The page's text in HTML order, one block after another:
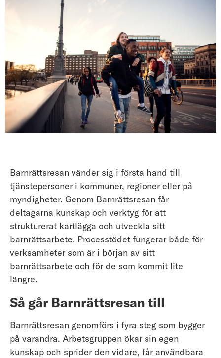
Barnrättsresan vänder sig i första hand till
tjänstepersoner i kommuner, regioner eller på
myndigheter. Genom Barnrättsresan får
deltagarna kunskap och verktyg för att
strukturerat kartlägga och utveckla sitt
barnrättsarbete. Processtödet fungerar både för
verksamheter som är i början av sitt
barnrättsarbete och för de som kommit lite
längre.
Så går Barnrättsresan till
Barnrättsresan genomförs i fyra steg som bygger
på varandra. Arbetsgruppen ökar sin egen
kunskap och sprider den vidare, får användbara